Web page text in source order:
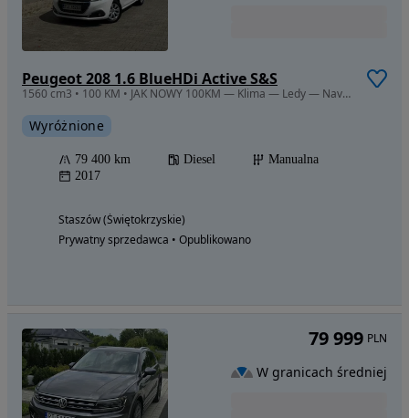
Peugeot 208 1.6 BlueHDi Active S&S
1560 cm3 • 100 KM • JAK NOWY 100KM — Klima — Ledy — Navi — Tempomat — 79tys.km
Wyróżnione
79 400 km Diesel
Manualna
2017
Staszów (Świętokrzyskie)
Prywatny sprzedawca • Opublikowano
79 999 PLN
W granicach średniej